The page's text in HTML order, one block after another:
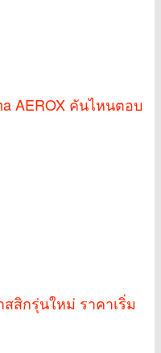
AEROX คันไหนตอบ
สสิกรุ่นใหม่ ราคาเริ่ม